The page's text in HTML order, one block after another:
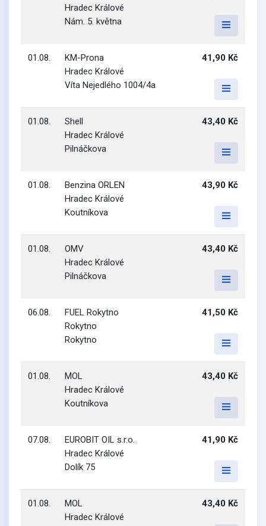
Hradec Králové
Nám. 5. května
01.08.
KM-Prona
Hradec Králové
Víta Nejedlého 1004/4a
41,90 Kč
01.08.
Shell
Hradec Králové
Pilnáčkova
43,40 Kč
01.08.
Benzina ORLEN
Hradec Králové
Koutníkova
43,90 Kč
01.08.
OMV
Hradec Králové
Pilnáčkova
43,40 Kč
06.08.
FUEL Rokytno
Rokytno
Rokytno
41,50 Kč
01.08.
MOL
Hradec Králové
Koutníkova
43,40 Kč
07.08.
EUROBIT OIL s.r.o.
Hradec Králové
Dolík 75
41,90 Kč
01.08.
MOL
Hradec Králové
43,40 Kč